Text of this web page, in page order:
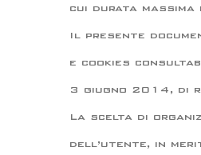
cui durata
Il presente
e cookies
3 giugno 2014, di
La scelta di
dell’utente, in